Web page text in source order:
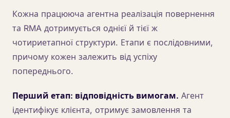
Кожна працююча агентна реалізація повернення
та RMA дотримується однієї й тієї ж
чотириетапної структури. Етапи є послідовними,
причому кожен залежить від успіху
попереднього.
Перший етап: відповідність вимогам. Агент
ідентифікує клієнта, отримує замовлення та